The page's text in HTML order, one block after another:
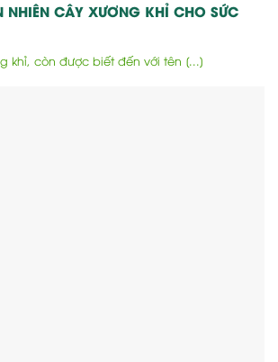
NHIÊN CÂY XƯƠNG KHỈ CHO SỨC
khỉ, còn được biết đến với tên [...]